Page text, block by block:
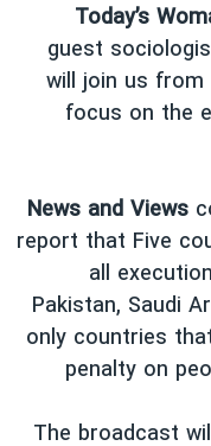
Today’s
guest
will join us from
focus on the
News and Views
report that Five
all
Pakistan, Saudi
only countries
penalty on
The broadcast